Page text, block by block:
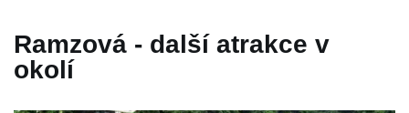
Ramzová - další atrakce v
okolí